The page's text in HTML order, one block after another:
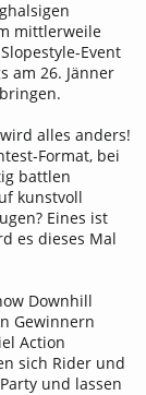
mittlerweile
Event
am 26. Jänner
alles anders!
Format, bei
battlen
kunstvoll
Eines ist
es dieses Mal
Downhill
Gewinnern
Action
sich Rider und
und lassen